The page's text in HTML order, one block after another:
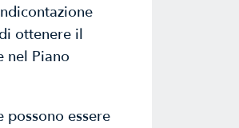
ottenere il
nel Piano
essere